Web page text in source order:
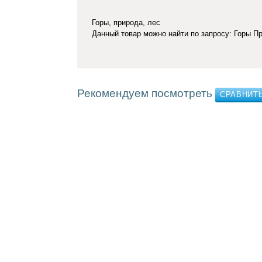
Горы, природа, лес
Данный товар можно найти по запросу: Горы
Рекомендуем посмотреть